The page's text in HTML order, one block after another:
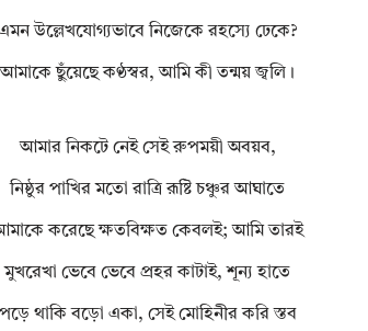
উল্লেখযোগ্যভাবে নিজেকে রহস্যে ঢেকে?
আমাকে ছুঁয়েছে কণ্ঠস্বর, আমি কী তন্ময় জ্বলি।
আমার নিকটে নেই সেই রুপময়ী অবয়ব,
নিষ্ঠুর পাখির মতো রাত্রি রূষ্টি চঞ্চুর আঘাতে
করেছে ক্ষতবিক্ষত কেবলই; আমি তারই
মুখরেখা ভেবে ভেবে প্রহর কাটাই, শূন্য হাতে
পড়ে থাকি বড়ো একা, সেই মোহিনীর করি স্তব